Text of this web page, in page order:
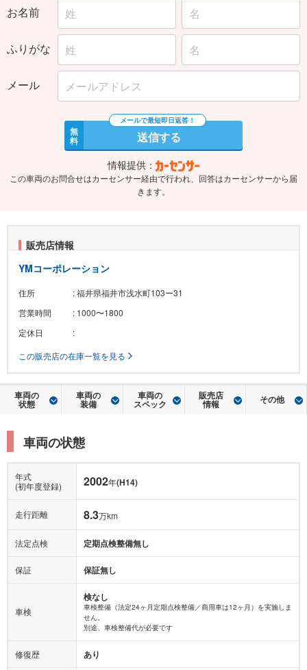
お名前
ふりがな
メール
無
料 送信する
情報提供：
この車両のお問合せはカーセンサー経由で行われ、回答はカーセンサーから届
きます。
販売店情報
YMコーポレーション
住所
: 福井県福井市浅水町103ー31
営業時間
: 1000〜1800
定休日
:
この販売店の在庫一覧を見る
車両の
状態
車両の
装備
車両の
スペック
販売店
情報 その他
車両の状態
年式
(初年度登録)
2002年(H14)
走行距離 8.3万km
法定点検 定期点検整備無し
保証 保証無し
車検
検なし
車検整備（法定24ヶ月定期点検整備／商用車は12ヶ月）を実施しま
せん。
別途、車検整備代が必要です
修復歴 あり